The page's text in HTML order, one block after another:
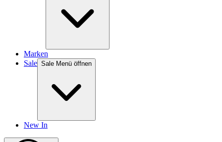
Marken
Sale Sale Menü öffnen
New In